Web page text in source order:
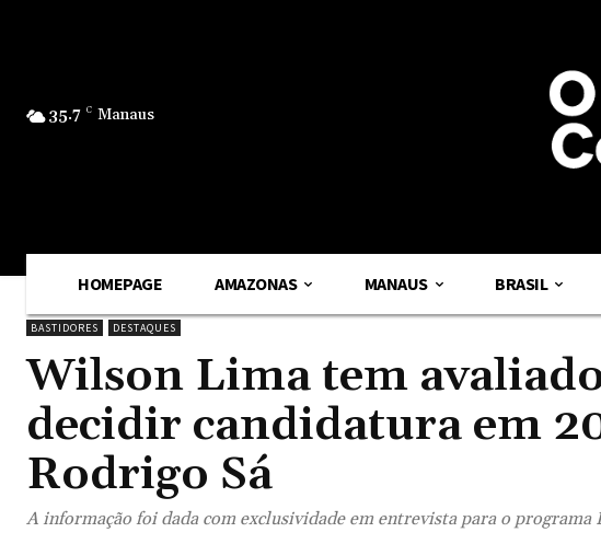
35.7 C Manaus
HOMEPAGE AMAZONAS MANAUS BRASIL
BASTIDORES DESTAQUES
Wilson Lima tem
decidir candidatura em
Rodrigo Sá
A informação foi dada com exclusividade em entrevista para o programa